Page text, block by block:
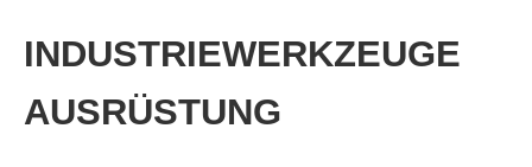
content
INDUSTRIEWERKZEUGE
AUSRÜSTUNG